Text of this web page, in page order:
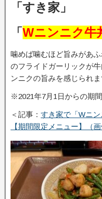
「すき家」
「 Wニンニク牛
噛めば噛むほど旨みがあ
のフライドガーリックが
ンニクの旨みを感じられま
※2021年7月1日からの期
＜記事： すき家で「Wニ
【期間限定メニュー】（画